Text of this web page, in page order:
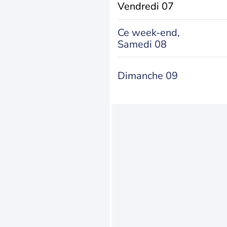
Vendredi 07
Ce week-end,
Samedi 08
Dimanche 09